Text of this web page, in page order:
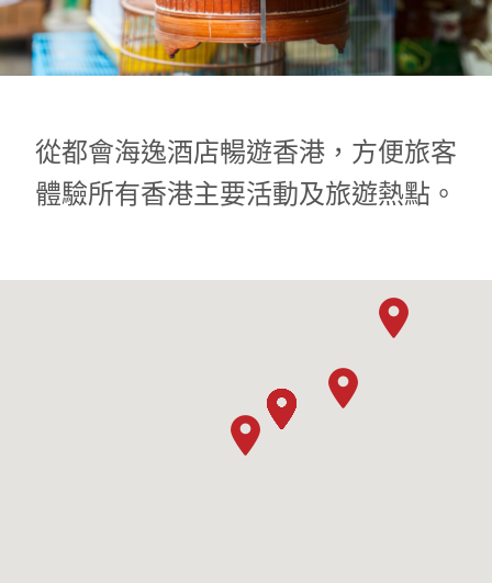
從都會海逸酒店暢遊香港，方便旅客
體驗所有香港主要活動及旅遊熱點。